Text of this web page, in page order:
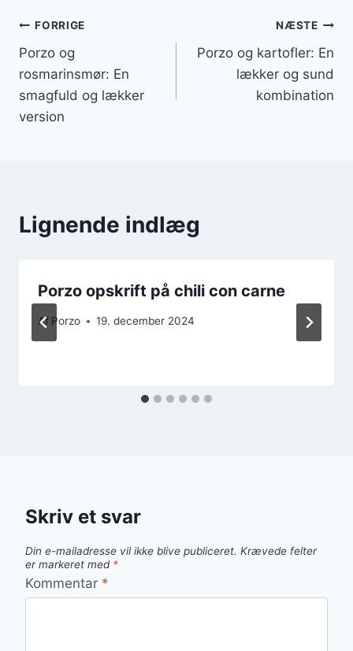
Indlægsnavigation
FORRIGE
Porzo og
rosmarinsmør: En
smagfuld og lækker
version
NÆSTE
Porzo og kartofler: En
lækker og sund
kombination
Lignende indlæg
Porzo opskrift på chili con carne
Af Porzo 19. december 2024
Skriv et svar
Din e-mailadresse vil ikke blive publiceret. Krævede felter
er markeret med *
Kommentar *